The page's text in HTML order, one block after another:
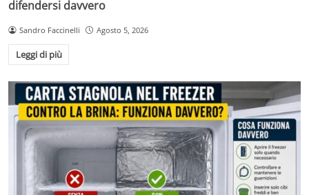
difendersi davvero
Sandro Faccinelli Agosto 5, 2026
Leggi di più